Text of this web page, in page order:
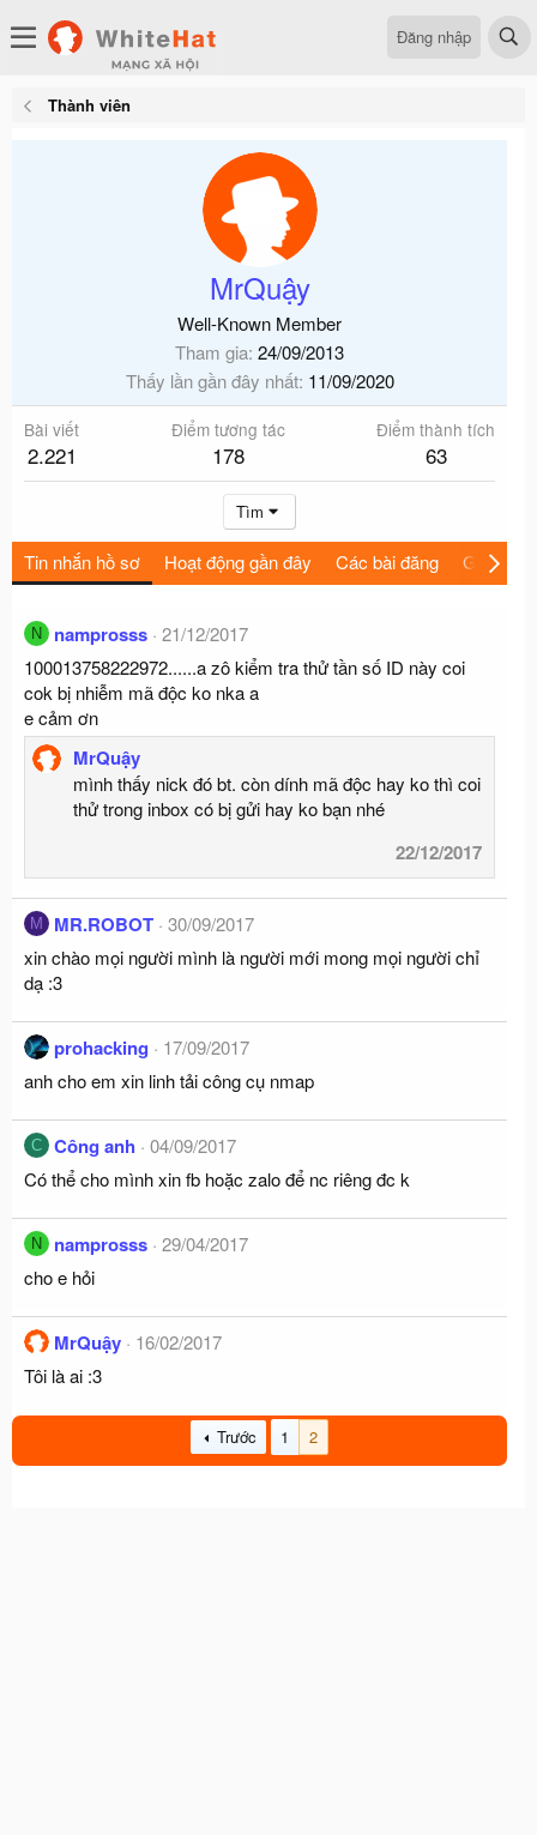
Đăng nhập
Thành viên
MrQuậy
Well-Known Member
Tham gia 24/09/2013
Thấy lần gần đây nhất 11/09/2020
Bài viết
2.221
Điểm tương tác
178
Điểm thành tích
63
Tìm
Tin nhắn hồ sơ Hoạt động gần đây Các bài đăng Giới thiệu
N namprosss 21/12/2017
100013758222972......a zô kiểm tra thử tần số ID này coi
cok bị nhiễm mã độc ko nka a
e cảm ơn
MrQuậy
mình thấy nick đó bt. còn dính mã độc hay ko thì coi
thử trong inbox có bị gửi hay ko bạn nhé
22/12/2017
M MR.ROBOT 30/09/2017
xin chào mọi người mình là người mới mong mọi người chỉ
dạ :3
prohacking
17/09/2017
anh cho em xin linh tải công cụ nmap
C Công anh
04/09/2017
Có thể cho mình xin fb hoặc zalo để nc riêng đc k
N namprosss 29/04/2017
cho e hỏi
MrQuậy
16/02/2017
Tôi là ai :3
Trước 1 2